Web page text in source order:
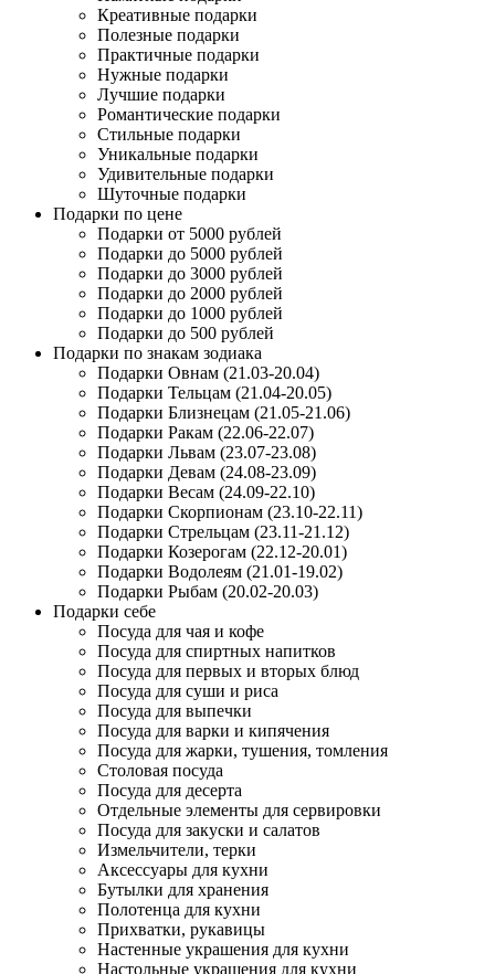
Креативные подарки
Полезные подарки
Практичные подарки
Нужные подарки
Лучшие подарки
Романтические подарки
Стильные подарки
Уникальные подарки
Удивительные подарки
Шуточные подарки
Подарки по цене
Подарки от 5000 рублей
Подарки до 5000 рублей
Подарки до 3000 рублей
Подарки до 2000 рублей
Подарки до 1000 рублей
Подарки до 500 рублей
Подарки по знакам зодиака
Подарки Овнам (21.03-20.04)
Подарки Тельцам (21.04-20.05)
Подарки Близнецам (21.05-21.06)
Подарки Ракам (22.06-22.07)
Подарки Львам (23.07-23.08)
Подарки Девам (24.08-23.09)
Подарки Весам (24.09-22.10)
Подарки Скорпионам (23.10-22.11)
Подарки Стрельцам (23.11-21.12)
Подарки Козерогам (22.12-20.01)
Подарки Водолеям (21.01-19.02)
Подарки Рыбам (20.02-20.03)
Подарки себе
Посуда для чая и кофе
Посуда для спиртных напитков
Посуда для первых и вторых блюд
Посуда для суши и риса
Посуда для выпечки
Посуда для варки и кипячения
Посуда для жарки, тушения, томления
Столовая посуда
Посуда для десерта
Отдельные элементы для сервировки
Посуда для закуски и салатов
Измельчители, терки
Аксессуары для кухни
Бутылки для хранения
Полотенца для кухни
Прихватки, рукавицы
Настенные украшения для кухни
Настольные украшения для кухни